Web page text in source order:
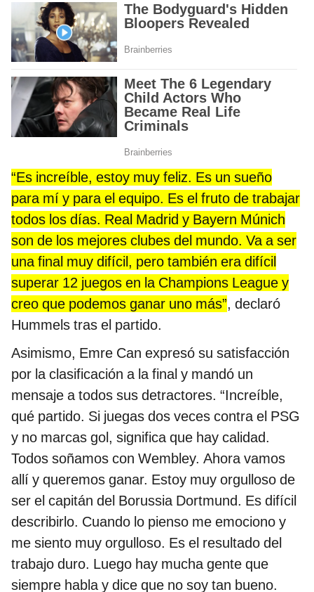
“Es increíble, estoy muy feliz. Es un sueño
para mí y para el equipo. Es el fruto de trabajar
todos los días. Real Madrid y Bayern Múnich
son de los mejores clubes del mundo. Va a ser
una final muy difícil, pero también era difícil
superar 12 juegos en la Champions League y
creo que podemos ganar uno más”, declaró
Hummels tras el partido.
Asimismo, Emre Can expresó su satisfacción
por la clasificación a la final y mandó un
mensaje a todos sus detractores. “Increíble,
qué partido. Si juegas dos veces contra el PSG
y no marcas gol, significa que hay calidad.
Todos soñamos con Wembley. Ahora vamos
allí y queremos ganar. Estoy muy orgulloso de
ser el capitán del Borussia Dortmund. Es difícil
describirlo. Cuando lo pienso me emociono y
me siento muy orgulloso. Es el resultado del
trabajo duro. Luego hay mucha gente que
siempre habla y dice que no soy tan bueno.